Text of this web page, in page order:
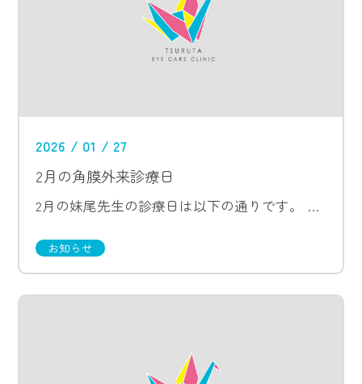
2026 / 01 / 27
2月の角膜外来診療日
2月の妹尾先生の診療日は以下の通りです。 2月6日（金）午後 2月27日（金）午後
お知らせ